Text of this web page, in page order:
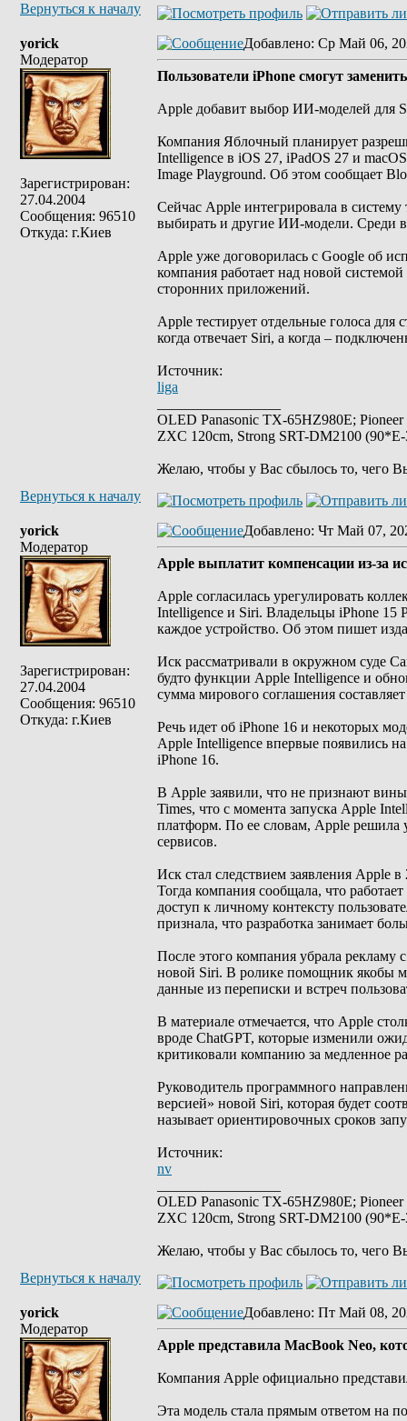
Вернуться к началу
yorick
Модератор
Зарегистрирован:
27.04.2004
Сообщения: 96510
Откуда: г.Киев
Добавлено: Ср Май 06,
Пользователи iPhone смогут
Apple добавит выбор ИИ-моделей для
Компания Яблочный планирует
Intelligence в iOS 27, iPadOS 27 и
Image Playground. Об этом сообщает
Сейчас Apple интегрировала в
выбирать и другие ИИ-модели. Среди
Apple уже договорилась с Google об
компания работает над новой
сторонних приложений.
Apple тестирует отдельные голоса
когда отвечает Siri, а когда –
Источник:
liga
OLED Panasonic TX-65HZ980E;
ZXC 120cm, Strong SRT-DM2100
Желаю, чтобы у Вас сбылось то, чего
Вернуться к началу
yorick
Модератор
Зарегистрирован:
27.04.2004
Сообщения: 96510
Откуда: г.Киев
Добавлено: Чт Май 07,
Apple выплатит компенсации из-за
Apple согласилась урегулировать
Intelligence и Siri. Владельцы iPhone 15
каждое устройство. Об этом пишет
Иск рассматривали в окружном суде
будто функции Apple Intelligence и
сумма мирового соглашения
Речь идет об iPhone 16 и некоторых
Apple Intelligence впервые появились
iPhone 16.
В Apple заявили, что не признают
Times, что с момента запуска Apple
платформ. По ее словам, Apple решила
сервисов.
Иск стал следствием заявления Apple
Тогда компания сообщала, что
доступ к личному контексту
признала, что разработка занимает
После этого компания убрала рекламу
новой Siri. В ролике помощник якобы
данные из переписки и встреч
В материале отмечается, что Apple
вроде ChatGPT, которые изменили
критиковали компанию за медленное
Руководитель программного
версией» новой Siri, которая будет
называет ориентировочных сроков
Источник:
nv
OLED Panasonic TX-65HZ980E;
ZXC 120cm, Strong SRT-DM2100
Желаю, чтобы у Вас сбылось то, чего
Вернуться к началу
yorick
Модератор
Добавлено: Пт Май 08,
Apple представила MacBook Neo,
Компания Apple официально
Эта модель стала прямым ответом на